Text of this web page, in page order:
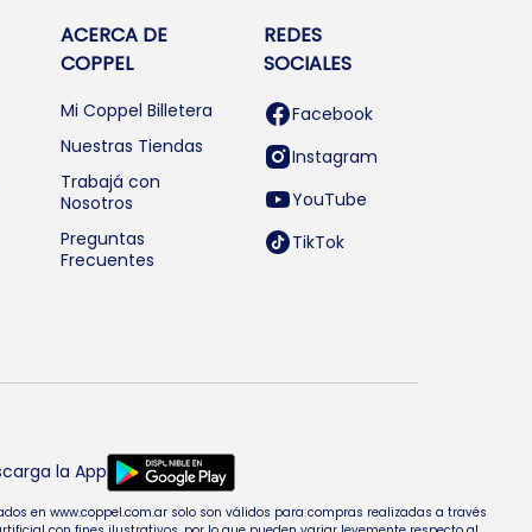
ACERCA DE
COPPEL
Mi Coppel Billetera
Nuestras Tiendas
Trabajá con
Nosotros
Preguntas
Frecuentes
REDES
SOCIALES
Facebook
Instagram
YouTube
TikTok
la App
en www.coppel.com.ar solo son válidos para compras realizadas a través